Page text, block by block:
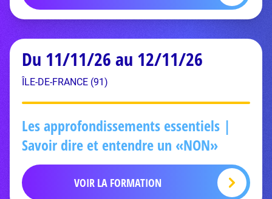
Du 11/11/26 au 12/11/26
ÎLE-DE-FRANCE (91)
Les approfondissements essentiels |
Savoir dire et entendre un «NON»
VOIR LA FORMATION